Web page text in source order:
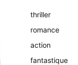
thriller
romance
action
fantastique